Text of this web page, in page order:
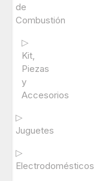
de
Combustión
▷
Kit,
Piezas
y
Accesorios
▷
Juguetes
▷
Electrodomésticos